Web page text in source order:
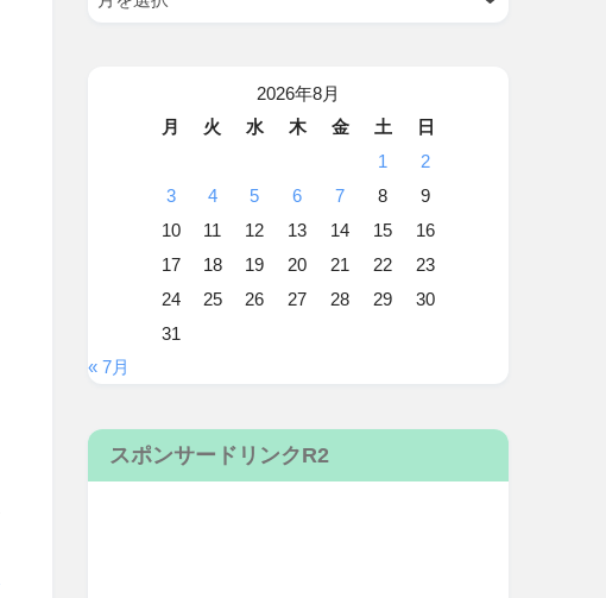
2026年8月
月
火 水 木 金 土
日
1
2
3
4 5 6 7 8
9
10
11 12 13 14 15
16
17
18 19 20 21 22
23
24
25 26 27 28 29
30
31
« 7月
スポンサードリンクR2